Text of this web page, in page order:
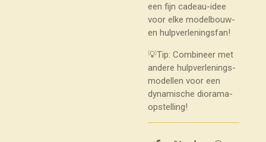
een fijn cadeau-idee
voor elke modelbouw-
en hulpverleningsfan!
💡Tip: Combineer met
andere hulpverlenings-
modellen voor een
dynamische diorama-
opstelling!